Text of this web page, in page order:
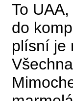
To
do
plísní je